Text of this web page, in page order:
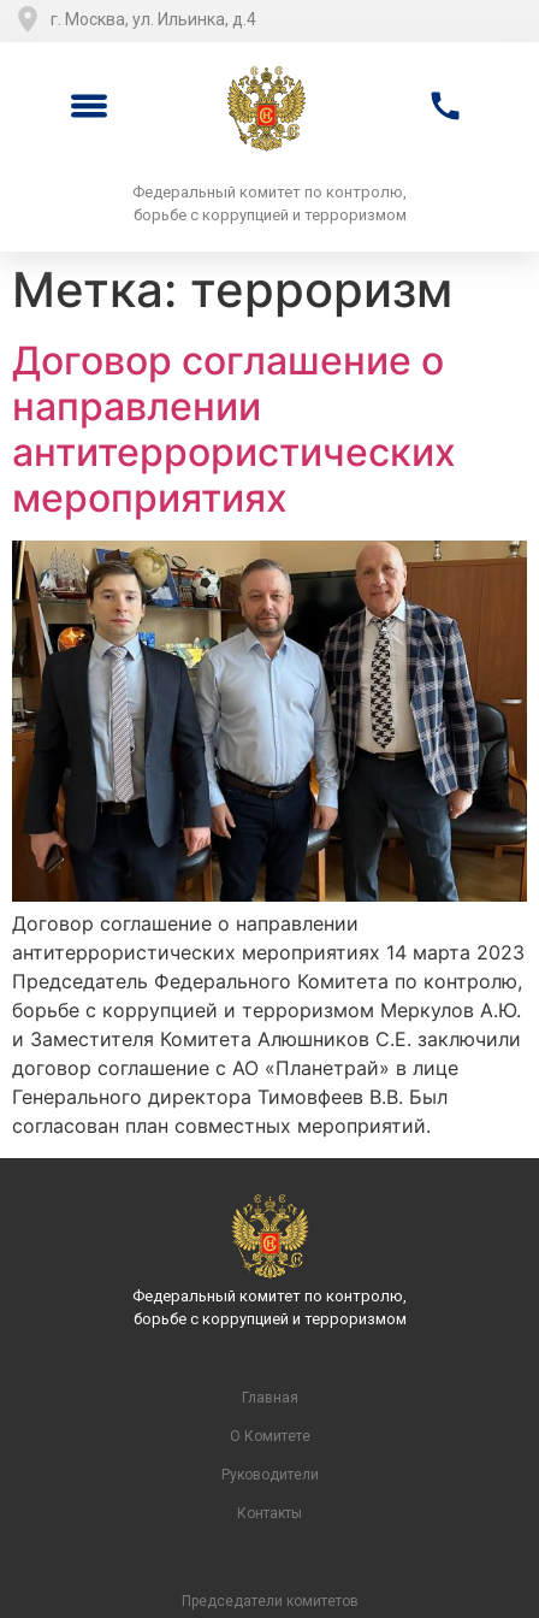
г. Москва, ул. Ильинка, д.4
Федеральный комитет по контролю,
борьбе с коррупцией и терроризмом
Метка: терроризм
Договор соглашение о
направлении
антитеррористических
мероприятиях
Договор соглашение о направлении
антитеррористических мероприятиях 14 марта 2023
Председатель Федерального Комитета по контролю,
борьбе с коррупцией и терроризмом Меркулов А.Ю.
и Заместителя Комитета Алюшников С.Е. заключили
договор соглашение с АО «Планетрай» в лице
Генерального директора Тимовфеев В.В. Был
согласован план совместных мероприятий.
Федеральный комитет по контролю,
борьбе с коррупцией и терроризмом
Главная
О Комитете
Руководители
Контакты
Председатели комитетов